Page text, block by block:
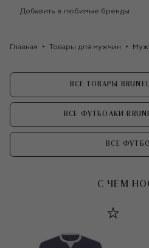
Добавить в любимые бренды
Главная Товары для мужчин
ВСЕ ТОВАРЫ
ВСЕ ФУТБОЛКИ
ВСЕ
С ЧЕМ